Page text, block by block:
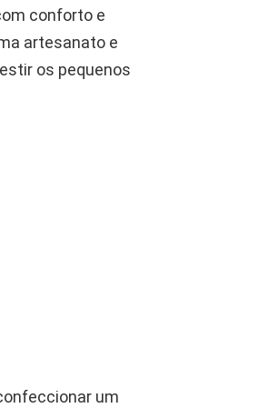
conforto e
artesanato e
os pequenos
um